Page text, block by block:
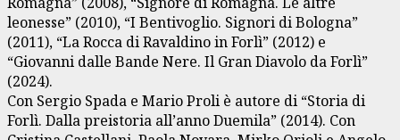
leonesse” (2010), “I Bentivoglio. Signori di Bologna”
(2011), “La Rocca di Ravaldino in Forlì” (2012) e
“Giovanni dalle Bande Nere. Il Gran Diavolo da Forlì”
(2024).
Con Sergio Spada e Mario Proli è autore di “Storia di
Forlì. Dalla preistoria all’anno Duemila” (2014). Con